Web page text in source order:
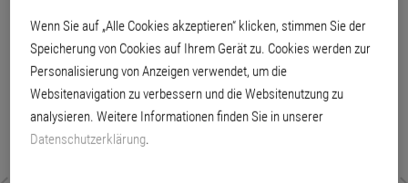
Wenn Sie auf „Alle Cookies akzeptieren“ klicken, stimmen Sie der
Speicherung von Cookies auf Ihrem Gerät zu. Cookies werden zur
Personalisierung von Anzeigen verwendet, um die
Websitenavigation zu verbessern und die Websitenutzung zu
analysieren. Weitere Informationen finden Sie in unserer
Datenschutzerklärung.